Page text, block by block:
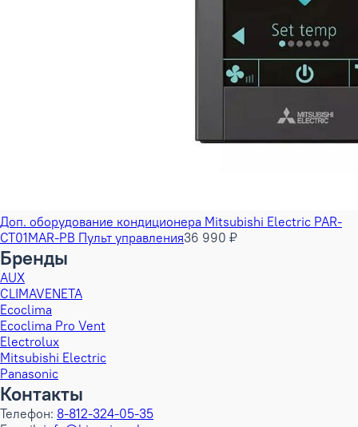
Доп. оборудование кондиционера Mitsubishi Electric PAR-
CT01MAR-PB Пульт управления36 990 ₽
Бренды
AUX
CLIMAVENETA
Ecoclima
Ecoclima Pro Vent
Electrolux
Mitsubishi Electric
Panasonic
Контакты
Телефон: 8-812-324-05-35